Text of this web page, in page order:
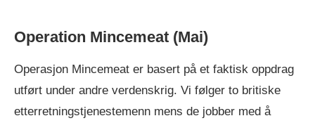
Operation Mincemeat (Mai)
Operasjon Mincemeat er basert på et faktisk oppdrag
utført under andre verdenskrig. Vi følger to britiske
etterretningstjenestemenn mens de jobber med å